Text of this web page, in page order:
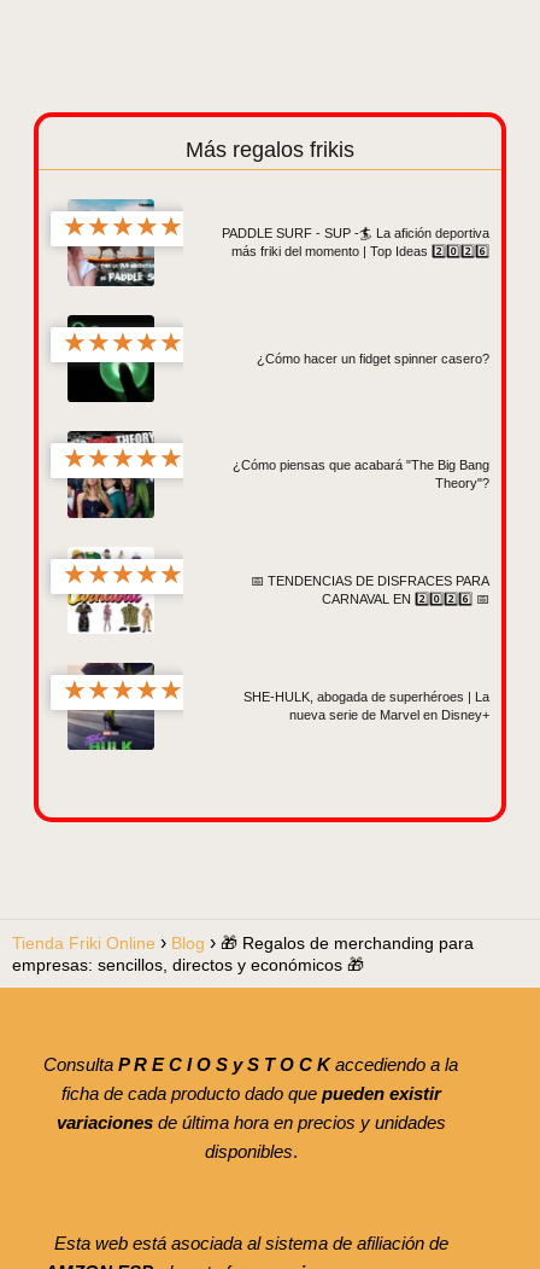
Más regalos frikis
★★★★★
PADDLE SURF - SUP -🏄 La afición deportiva
más friki del momento | Top Ideas 2️⃣0️⃣2️⃣6️⃣
★★★★★
¿Cómo hacer un fidget spinner casero?
★★★★★
¿Cómo piensas que acabará "The Big Bang
Theory"?
★★★★★
📅 TENDENCIAS DE DISFRACES PARA
CARNAVAL EN 2️⃣0️⃣2️⃣6️⃣ 📅
★★★★★
SHE-HULK, abogada de superhéroes | La
nueva serie de Marvel en Disney+
Tienda Friki Online Blog
🎁 Regalos de merchanding para
empresas: sencillos, directos y económicos 🎁
Consulta P R E C I O S y S T O C Kaccediendo a la
ficha de cada producto dado que pueden existir
variacionesde última hora en precios y unidades
disponibles.
Esta web está asociada al sistema de afiliación de